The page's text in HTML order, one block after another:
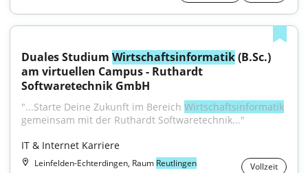
Duales Studium Wirtschaftsinformatik (B.Sc.)
am virtuellen Campus - Ruthardt
Softwaretechnik GmbH
"...Starte Deine Zukunft im Bereich Wirtschaftsinformatik
gemeinsam mit der Ruthardt Softwaretechnik..."
IT & Internet Karriere
Leinfelden-Echterdingen, Raum Reutlingen Vollzeit